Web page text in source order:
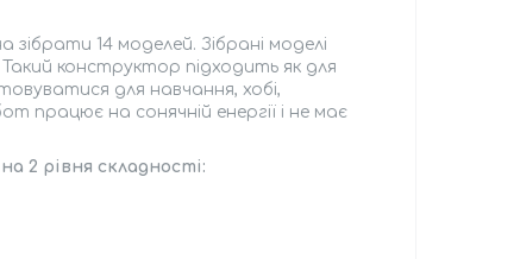
14 моделей. Зібрані моделі
конструктор підходить як для
для навчання, хобі,
працює на сонячній енергії і не має
2 рівня складності: